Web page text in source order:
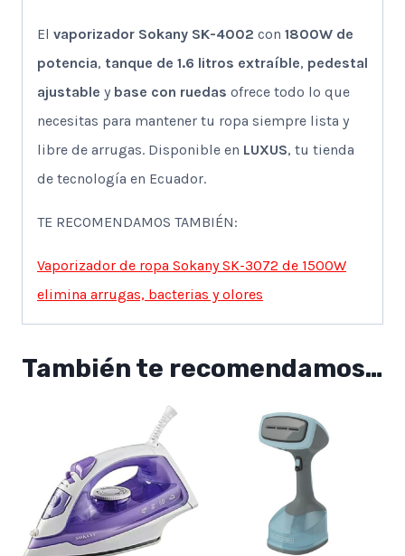
El vaporizador Sokany SK-4002 con 1800W de
potencia, tanque de 1.6 litros extraíble, pedestal
ajustable y base con ruedas ofrece todo lo que
necesitas para mantener tu ropa siempre lista y
libre de arrugas. Disponible en LUXUS, tu tienda
de tecnología en Ecuador.
TE RECOMENDAMOS TAMBIÉN:
Vaporizador de ropa Sokany SK-3072 de 1500W
elimina arrugas, bacterias y olores
También te recomendamos…